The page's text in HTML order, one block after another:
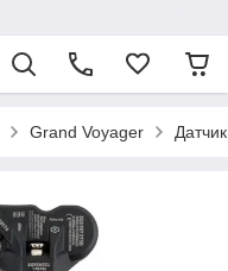
Grand Voyager